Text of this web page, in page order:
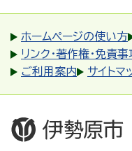
ホームページの使い方
リンク・著作権・免責事
ご利用案内
サイトマ